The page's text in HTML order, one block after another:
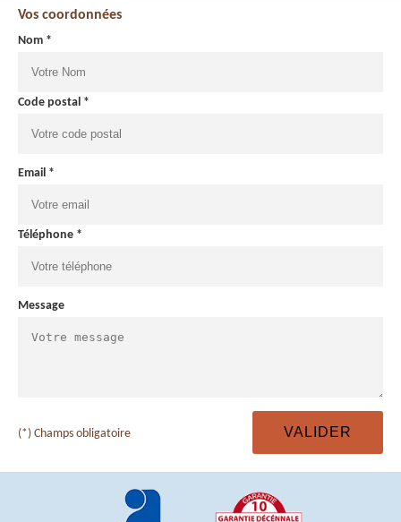
Vos coordonnées
Nom *
Code postal *
Email *
Téléphone *
Message
(*) Champs obligatoire